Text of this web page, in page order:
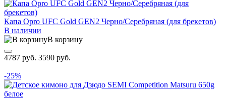
Капа Opro UFC Gold GEN2 Черно/Серебряная (для брекетов)
В наличии
В корзину
4787 руб. 3590 руб.
-25%